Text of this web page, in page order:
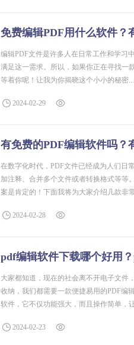
免费编辑PDF用什么软件？
编辑PDF文件是许多人在日常工作和学习
满足这一需求。所以，如果你正在寻找一
等着你呢！让我为你揭晓这个小小的秘密
2024-02-29
有免费的PDF编辑软件吗？
在数字化时代，PDF文件已经成为人们日
加注释、合并多个文件或者转换格式等等
案是肯定的！下面我将为大家介绍几款非
2024-02-28
pdf编辑软件下载哪个好用
大家都知道，现在的社会离不开电子文件
收纳，我们都需要一款便捷易用的PDF编
软件，它不仅功能强大，而且操作简单，
2024-02-23